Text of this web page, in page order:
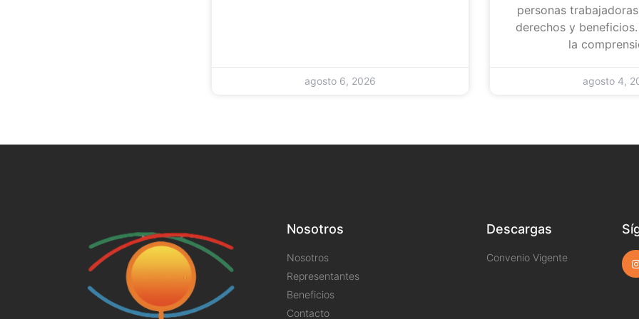
agosto 6, 2026
personas
derechos y
la
agosto 4,
Nosotros
Nosotros
Representantes
Beneficios
Contacto
Descargas
Convenio Vigente